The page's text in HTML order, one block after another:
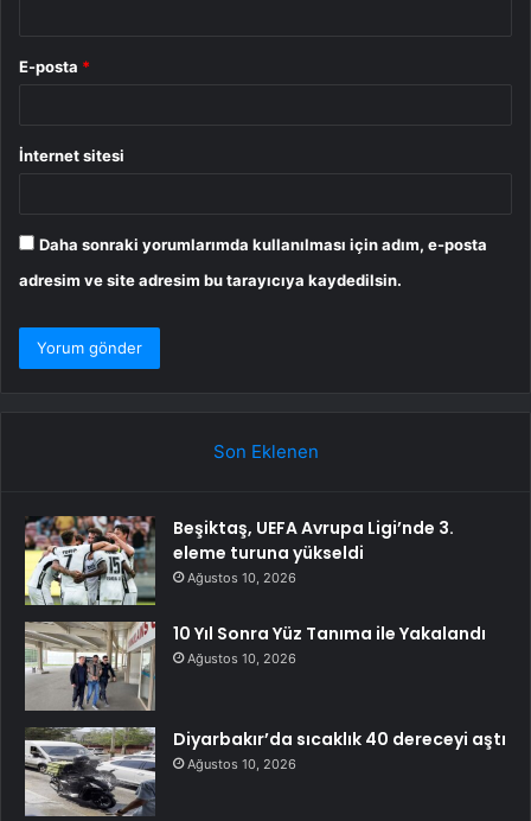
E-posta *
İnternet sitesi
Daha sonraki yorumlarımda kullanılması için adım, e-posta
adresim ve site adresim bu tarayıcıya kaydedilsin.
Son Eklenen
Beşiktaş, UEFA Avrupa Ligi’nde 3.
eleme turuna yükseldi
Ağustos 10, 2026
10 Yıl Sonra Yüz Tanıma ile Yakalandı
Ağustos 10, 2026
Diyarbakır’da sıcaklık 40 dereceyi aştı
Ağustos 10, 2026